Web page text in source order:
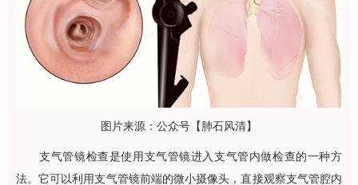
图片来源：公众号【肺石风清】
支气管镜检查是使用支气管镜进入支气管内做检查的一种方
法。它可以利用支气管镜前端的微小摄像头，直接观察支气管腔内